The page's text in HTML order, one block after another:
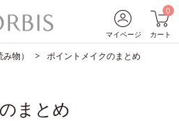
マイページ
0
カート
物） ポイントメイクのまとめ
まとめ